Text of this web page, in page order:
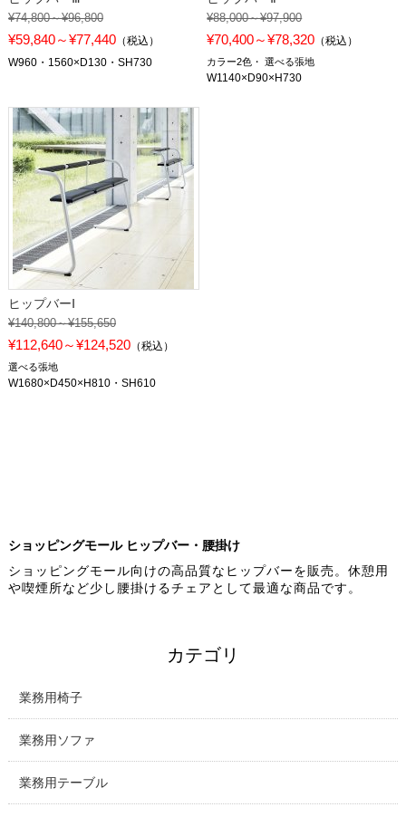
¥74,800～¥96,800
¥59,840～¥77,440（税込）
W960・1560×D130・SH730
¥88,000～¥97,900
¥70,400～¥78,320 （税込）
カラー2色 選べる張地
W1140×D90×H730
ヒップバーⅠ
¥140,800～¥155,650
¥112,640～¥124,520（税込）
選べる張地
W1680×D450×H810・SH610
ショッピングモール ヒップバー・腰掛け
ショッピングモール向けの高品質なヒップバーを販売。休憩用
や喫煙所など少し腰掛けるチェアとして最適な商品です。
カテゴリ
業務用椅子
業務用ソファ
業務用テーブル